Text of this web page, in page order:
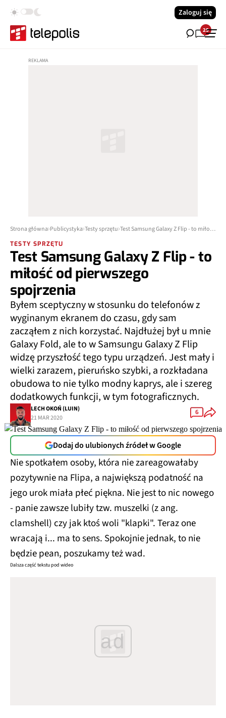
Zaloguj się
25
Strona główna Publicystyka Testy sprzętu Test Samsung Galaxy Z Flip - to miłość od pierwszego spojrzenia
TESTY SPRZĘTU
Test Samsung Galaxy Z Flip - to
miłość od pierwszego
spojrzenia
Byłem sceptyczny w stosunku do telefonów z
wyginanym ekranem do czasu, gdy sam
zacząłem z nich korzystać. Najdłużej był u mnie
Galaxy Fold, ale to w Samsungu Galaxy Z Flip
widzę przyszłość tego typu urządzeń. Jest mały i
wielki zarazem, pieruńsko szybki, a rozkładana
obudowa to nie tylko modny kaprys, ale i szereg
dodatkowych funkcji, w tym fotograficznych.
LECH OKOŃ (LUIN)
21 MAR 2020
6
Dodaj do ulubionych źródeł w Google
Nie spotkałem osoby, która nie zareagowałaby
pozytywnie na Flipa, a największą podatność na
jego urok miała płeć piękna. Nie jest to nic nowego
- panie zawsze lubiły tzw. muszelki (z ang.
clamshell) czy jak ktoś woli "klapki". Teraz one
wracają i... ma to sens. Spokojnie jednak, to nie
będzie pean, poszukamy też wad.
Dalsza część tekstu pod wideo
ad